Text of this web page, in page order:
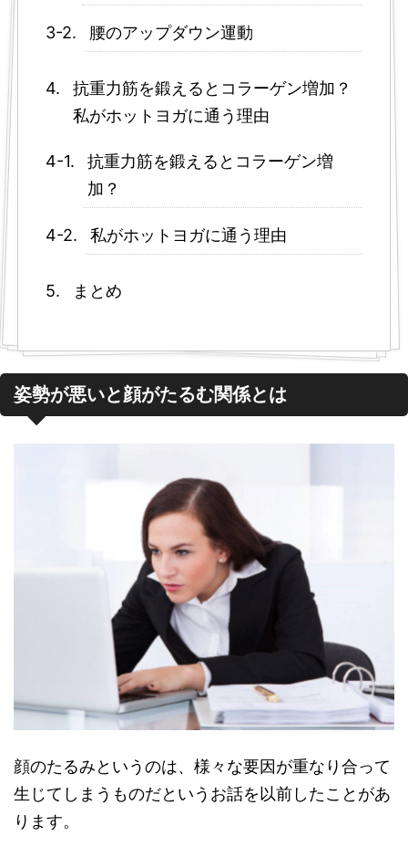
腰のアップダウン運動
抗重力筋を鍛えるとコラーゲン増加？
私がホットヨガに通う理由
抗重力筋を鍛えるとコラーゲン増
加？
私がホットヨガに通う理由
まとめ
姿勢が悪いと顔がたるむ関係とは
顔のたるみというのは、様々な要因が重なり合って
生じてしまうものだというお話を以前したことがあ
ります。